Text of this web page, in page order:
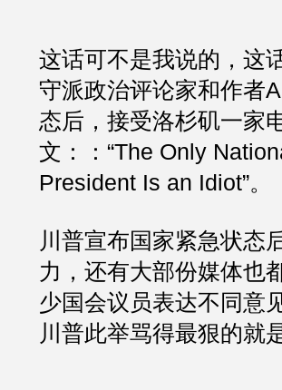
这话可不是我说的，这
守派政治评论家和作者
态后，接受洛杉矶一家
文：：“The Only
President Is an Idiot”。
川普宣布国家紧急状态
力，还有大部份媒体也
少国会议员表达不同意
川普此举骂得最狠的就